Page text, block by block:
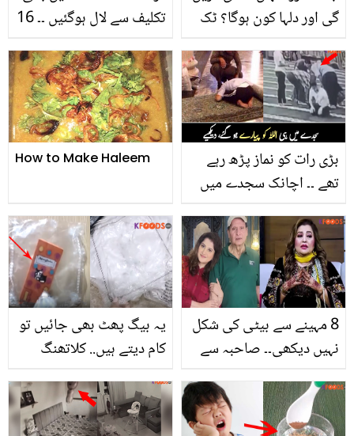
تکلیف سے لال ہوگئیں ۔۔ 16
سالہ ماں، جسے بڑھاپے میں
سارے بچے چھوڑ گئے،
دیکھیے
گی اور دلہا کون ہوگا؟ ٹک
انکشاف کر دیا
How to Make Haleem
بڑی رات کو نماز پڑھ رہے
تھے ۔۔ اچانک سجدے میں
نصیب لوگ، دیکھیے
یہ بیگ پھٹ بھی جائیں تو
کام دیتے ہیں.. کلاتھنگ
جو کریں آپ کی بڑی مشکل
آسان
8 مہینے سے بیٹی کی شکل
نہیں دیکھی۔۔ صاحبہ سے
بیگم بتاتے ہوئے رو پڑیں